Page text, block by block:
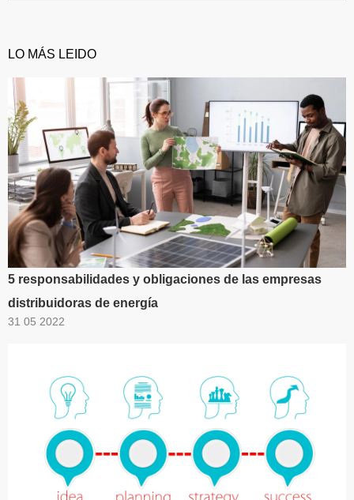
LO MÁS LEIDO
5 responsabilidades y obligaciones de las empresas
distribuidoras de energía
31 05 2022